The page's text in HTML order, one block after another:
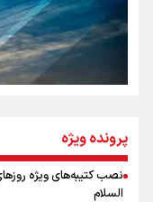
روایت
اینفو برنا /
پرونده ویژه
نصب کتیبه‌های ویژه
السلام